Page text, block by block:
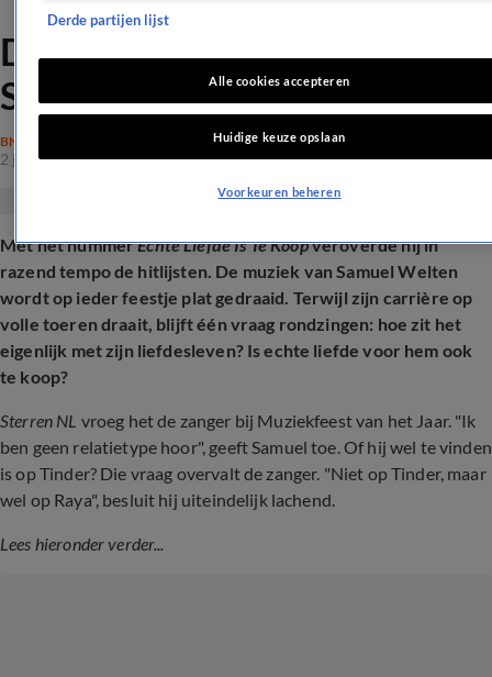
Dit is de relatiestatus van
Samuel Welten
BN'ERS
2 jan 2026, 17:20
Met het nummerEchte Liefde Is Te Koopveroverde hij in
razend tempo de hitlijsten. De muziek van Samuel Welten
wordt op ieder feestje plat gedraaid. Terwijl zijn carrière op
volle toeren draait, blijft één vraag rondzingen: hoe zit het
eigenlijk met zijn liefdesleven? Is echte liefde voor hem ook
te koop?
Sterren NL vroeg het de zanger bij Muziekfeest van het Jaar. "Ik
ben geen relatietype hoor", geeft Samuel toe. Of hij wel te vinden
is op Tinder? Die vraag overvalt de zanger. "Niet op Tinder, maar
wel op Raya", besluit hij uiteindelijk lachend.
Lees hieronder verder...
Derde partijen lijst
Alle cookies accepteren
Huidige keuze opslaan
Voorkeuren beheren